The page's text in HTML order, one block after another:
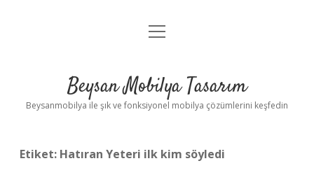
Anasayfa
Yasal Uyarı
menüyü
Beysan Mobilya Tasarım
Beysanmobilya ile şık ve fonksiyonel mobilya çözümlerini keşfedin
Etiket: Hatıran Yeteri ilk kim söyledi